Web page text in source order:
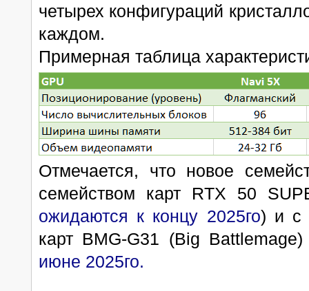
четырех конфигураций
каждом.
Примерная таблица
Отмечается, что новое
семейством карт RTX 50
ожидаются к концу 2025го) и с
карт BMG-G31 (Big
июне 2025го.